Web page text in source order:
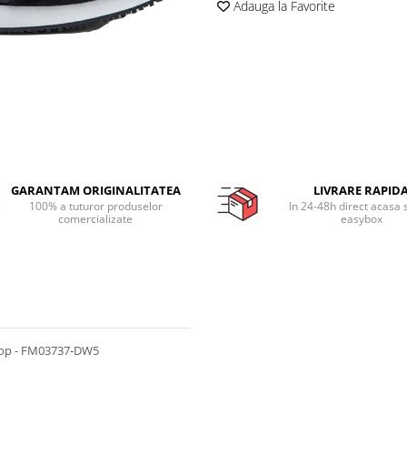
Adauga la Favorite
GARANTAM ORIGINALITATEA
100% a tuturor produselor
comercializate
LIVRARE
In 24-48h direct acasa
easybox
- FM03737-DW5